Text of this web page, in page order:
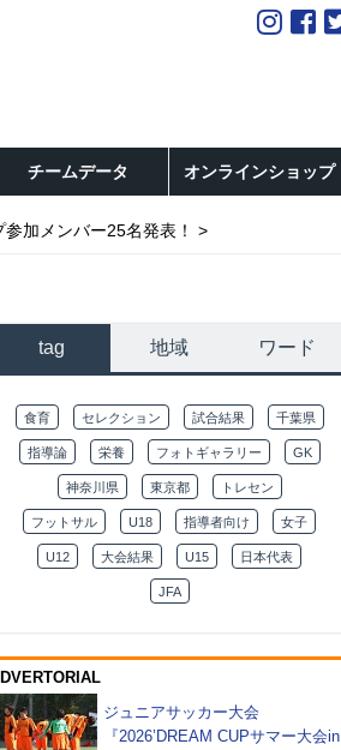
チームデータ オンラインショップ
加メンバー25名発表！
tag 地域 ワード
食育 セレクション 試合結果 千葉県
指導論 栄養 フォトギャラリー GK
神奈川県 東京都 トレセン
フットサル U18 指導者向け 女子
U12 大会結果 U15 日本代表
JFA
ジュニアサッカー大会
『2026’DREAM CUPサマー大会in